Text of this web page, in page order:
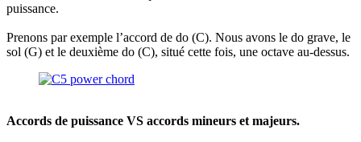
puissance.
Prenons par exemple l’accord de do (C). Nous avons le do grave, le
sol (G) et le deuxième do (C), situé cette fois, une octave au-dessus.
Accords de puissance VS accords mineurs et majeurs.